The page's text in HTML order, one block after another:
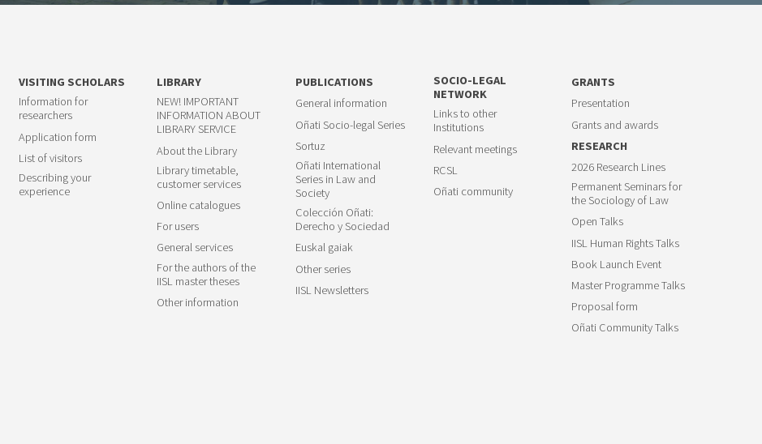
VISITING SCHOLARS
Information for
researchers
Application form
List of visitors
Describing your
experience
LIBRARY
NEW! IMPORTANT
INFORMATION ABOUT
LIBRARY SERVICE
About the Library
Library timetable,
customer services
Online catalogues
For users
General services
For the authors of the
IISL master theses
Other information
PUBLICATIONS
General information
Oñati Socio-legal Series
Sortuz
Oñati International
Series in Law and
Society
Colección Oñati:
Derecho y Sociedad
Euskal gaiak
Other series
IISL Newsletters
SOCIO-LEGAL
NETWORK
Links to other
Institutions
Relevant meetings
RCSL
Oñati community
GRANTS
Presentation
Grants and awards
RESEARCH
2026 Research Lines
Permanent Seminars for
the Sociology of Law
Open Talks
IISL Human Rights Talks
Book Launch Event
Master Programme Talks
Proposal form
Oñati Community Talks